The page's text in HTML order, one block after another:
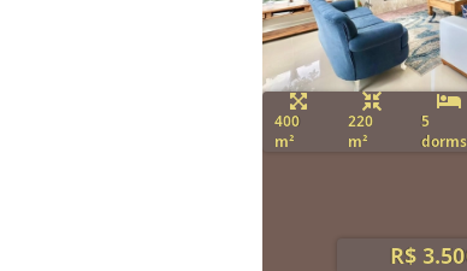
400
m²
220
m²
5
dorms
R$